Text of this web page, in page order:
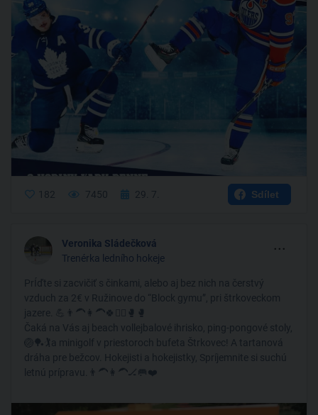
182 7450 29. 7. Sdílet
Veronika Sládečková
Trenérka ledního hokeje
...
PrÍďte si zacvičiť s činkami, alebo aj bez nich na čerstvý
vzduch za 2€ v Ružinove do “Block gymu”, pri štrkoveckom
jazere. 💪👨‍🦱👩‍🦱🍀🏋️‍♀️🥊🥊
Čaká na Vás aj beach vollejbalové ihrisko, ping-pongové stoly,
🏐🏓🏌️a minigolf v priestoroch bufeta Štrkovec! A tartanová
dráha pre bežcov. Hokejisti a hokejistky, Spríjemnite si suchú
letnú prípravu.👨‍🦱👩‍🦱🏒🥅❤️